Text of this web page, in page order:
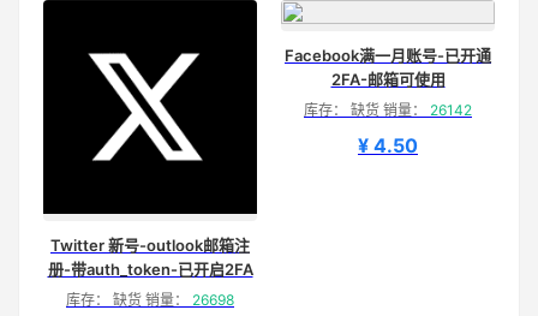
Twitter 新号-outlook邮箱注
册-带auth_token-已开启2FA
库存： 缺货 销量： 26698
Facebook满一月账号-已开通
2FA-邮箱可使用
库存： 缺货 销量： 26142
¥ 4.50